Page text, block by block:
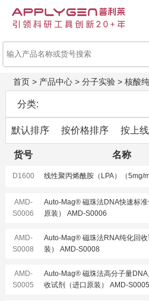
首页> 产品中心> 分子实验> 核酸
分类:
默认排序 按价格排序 按上
货号 名称
D1600 线性聚丙烯酰胺（LPA）（5mg/
AMD-
S0006
Auto-Mag® 磁珠法DNA快速标准
原装） AMD-S0006
AMD-
S0008
Auto-Mag® 磁珠法RNA纯化回
装） AMD-S0008
AMD-
S0005
Auto-Mag® 磁珠法高分子量
收试剂（进口原装） AMD-S0005